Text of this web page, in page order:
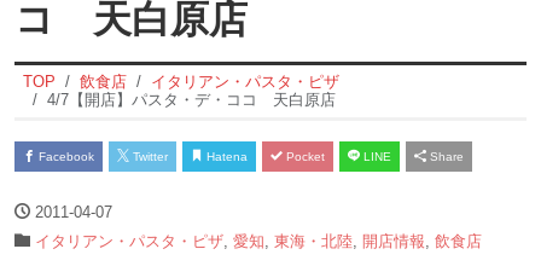
コ 天白原店
TOP 飲食店
イタリアン・パスタ・ピザ
4/7【開店】パスタ・デ・ココ 天白原店
Facebook Twitter Hatena Pocket LINE Share
2011-04-07
イタリアン・パスタ・ピザ 愛知 東海・北陸 開店情報 飲食店